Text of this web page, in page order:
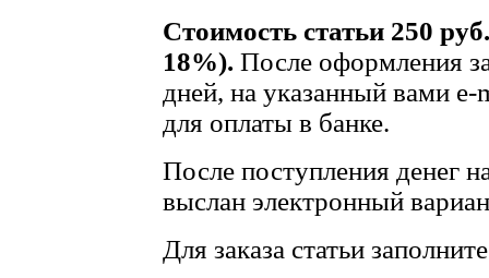
Стоимость статьи 250
18%). После оформления
дней, на указанный вами e-
для оплаты в банке.
После поступления денег
выслан электронный
Для заказа статьи